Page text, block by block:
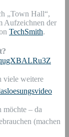
„Town Hall“,
Aufzeichnen der
TechSmith.
viele weitere
möchte – da
(machen